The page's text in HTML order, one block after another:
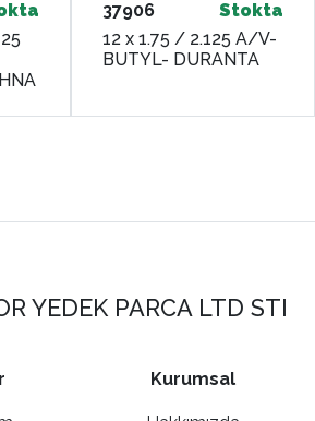
37906
Stokta
12 x 1.75 / 2.125 A/V-
BUTYL- DURANTA
YEDEK PARCA LTD STI
Kurumsal